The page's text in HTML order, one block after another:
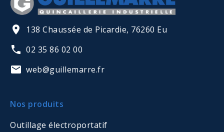
138 Chaussée de Picardie, 76260 Eu
02 35 86 02 00
web@guillemarre.fr
Nos produits
Outillage électroportatif